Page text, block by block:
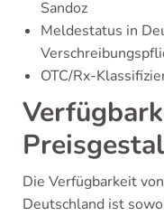
Sandoz
Meldestatus in
OTC/Rx-
Die Verfügbarkeit
Deutschland ist